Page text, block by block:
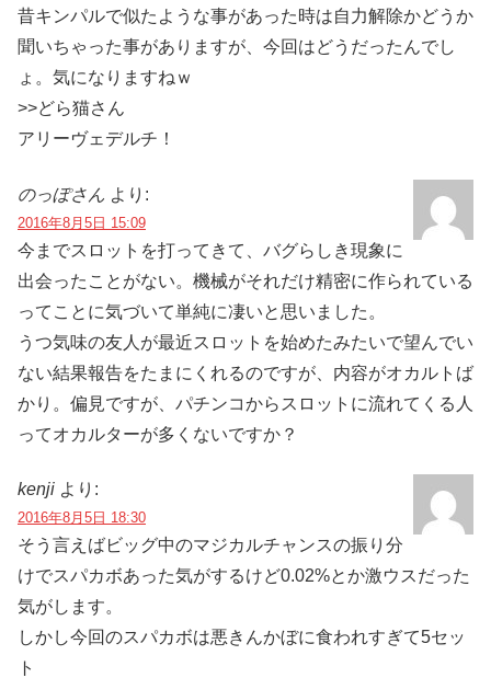
昔キンパルで似たような事があった時は自力解除かどうか
聞いちゃった事がありますが、今回はどうだったんでし
ょ。気になりますねｗ
>>どら猫さん
アリーヴェデルチ！
のっぽさん より:
2016年8月5日 15:09
今までスロットを打ってきて、バグらしき現象に
出会ったことがない。機械がそれだけ精密に作られている
ってことに気づいて単純に凄いと思いました。
うつ気味の友人が最近スロットを始めたみたいで望んでい
ない結果報告をたまにくれるのですが、内容がオカルトば
かり。偏見ですが、パチンコからスロットに流れてくる人
ってオカルターが多くないですか？
kenji より:
2016年8月5日 18:30
そう言えばビッグ中のマジカルチャンスの振り分
けでスパカボあった気がするけど0.02%とか激ウスだった
気がします。
しかし今回のスパカボは悪きんかぼに食われすぎて5セッ
ト